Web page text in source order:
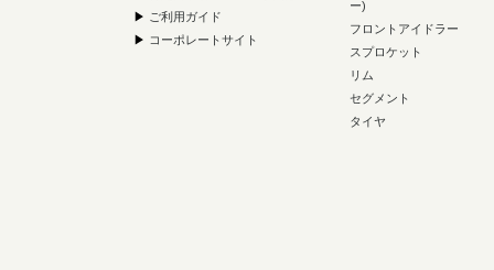
▶ ご利用ガイド
▶ コーポレートサイト
ー)
フロントアイドラー
スプロケット
リム
セグメント
タイヤ